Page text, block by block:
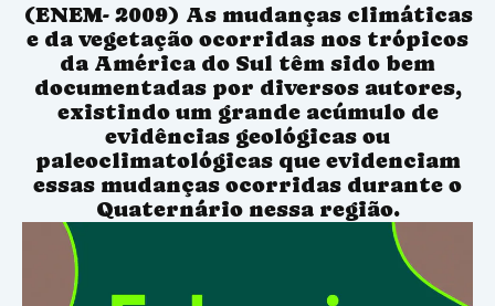
Sou Aluno
(ENEM- 2009) As mudanças climáticas
e da vegetação ocorridas nos trópicos
da América do Sul têm sido bem
documentadas por diversos autores,
existindo um grande acúmulo de
evidências geológicas ou
paleoclimatológicas que evidenciam
essas mudanças ocorridas durante o
Quaternário nessa região.